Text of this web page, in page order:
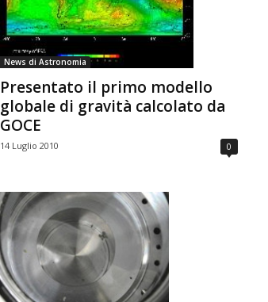
n
o
i
a
News di Astronomia
Presentato il primo modello
globale di gravità calcolato da
GOCE
14 Luglio 2010 0